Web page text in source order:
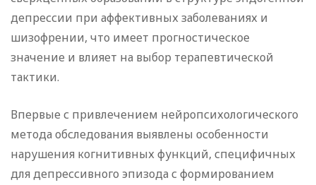
депрессии при аффективных заболеваниях и
шизофрении, что имеет прогностическое
значение и влияет на выбор терапевтической
тактики.
Впервые с привлечением нейропсихологического
метода обследования выявлены особенности
нарушения когнитивных функций, специфичных
для депрессивного эпизода с формированием